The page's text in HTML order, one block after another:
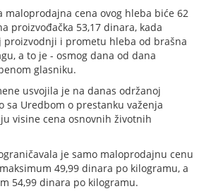
maloprodajna cena ovog hleba biće 62
proizvođačka 53,17 dinara, kada
proizvodnji i prometu hleba od brašna
a to je - osmog dana od dana
glasniku.
usvojila je na danas održanoj
sa Uredbom o prestanku važenja
visine cena osnovnih životnih
je samo maloprodajnu cenu
49,99 dinara po kilogramu, a
54,99 dinara po kilogramu.